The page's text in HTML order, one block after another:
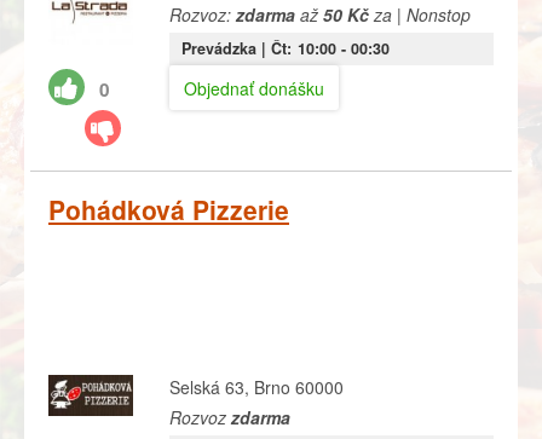
0
Rozvoz: zdarmaaž 50 Kčza | Nonstop
Prevádzka | Čt: 10:00- 00:30
Objednať donášku
Pohádková Pizzerie
Selská 63, Brno 60000
Rozvoz zdarma